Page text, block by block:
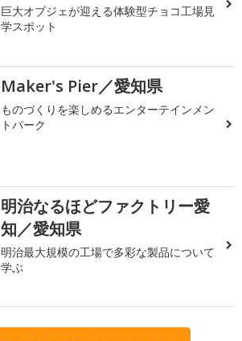
巨大オブジェが迎える体験型チョコ工場見
学スポット
Maker's Pier／愛知県
ものづくりを楽しめるエンターテインメン
トパーク
明治なるほどファクトリー愛
知／愛知県
明治最大規模の工場で多彩な製品について
学ぶ